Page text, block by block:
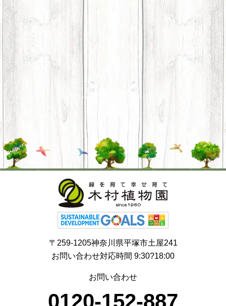
〒259-1205神奈川県平塚市土屋241
お問い合わせ対応時間 9:30?18:00
お問い合わせ
0120-152-887